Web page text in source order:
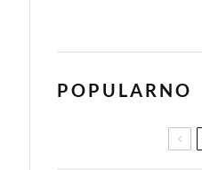
POPULARNO